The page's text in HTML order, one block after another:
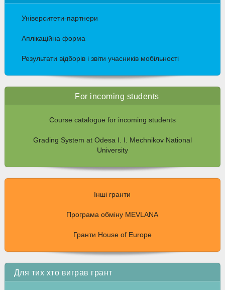
Університети-партнери
Аплікаційна форма
Результати відборів і звіти учасників мобільності
For incoming students
Course catalogue for incoming students
Grading System at Odesa I. I. Mechnikov National
University
Інші гранти
Програма обміну MEVLANA
Гранти House of Europe
Для тих хто виграв грант